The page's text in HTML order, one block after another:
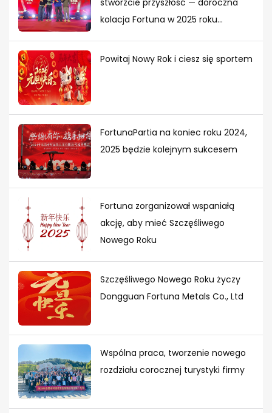
kolacja Fortuna w 2025 roku
zakończeniem
Powitaj Nowy Rok i ciesz się sportem
FortunaPartia na koniec roku 2024,
2025 będzie kolejnym sukcesem
Fortuna zorganizował wspaniałą
akcję, aby mieć Szczęśliwego
Nowego Roku
Szczęśliwego Nowego Roku życzy
Dongguan Fortuna Metals Co., Ltd
Wspólna praca, tworzenie nowego
rozdziału corocznej turystyki firmy